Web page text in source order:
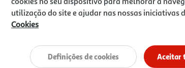
Notas
utilização do site e ajudar nas nossas iniciativas
Cookies
Aceitar
Definições de cookies